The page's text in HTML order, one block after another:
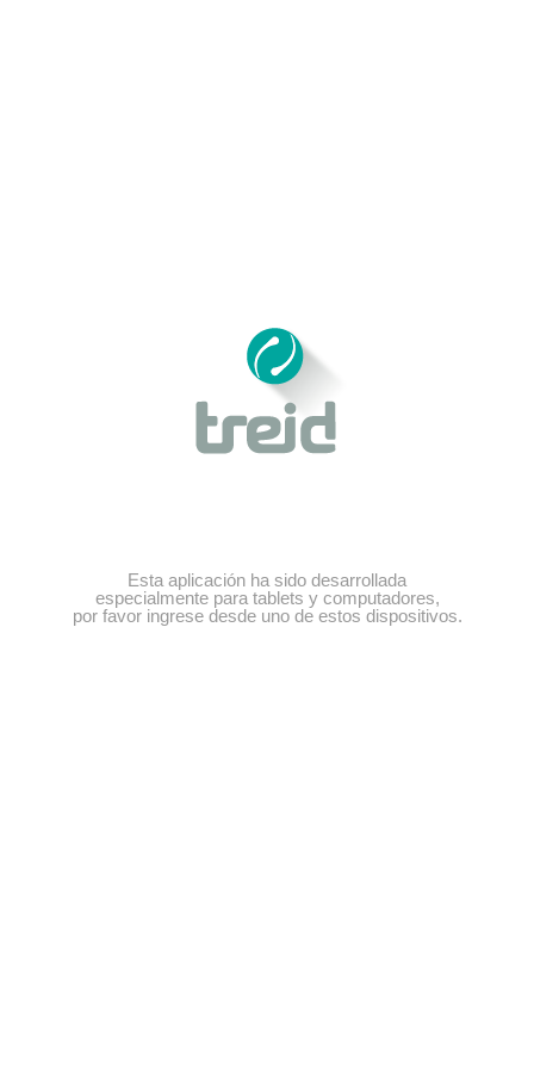
Esta aplicación ha sido desarrollada
especialmente para tablets y computadores,
por favor ingrese desde uno de estos dispositivos.